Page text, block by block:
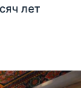
лет